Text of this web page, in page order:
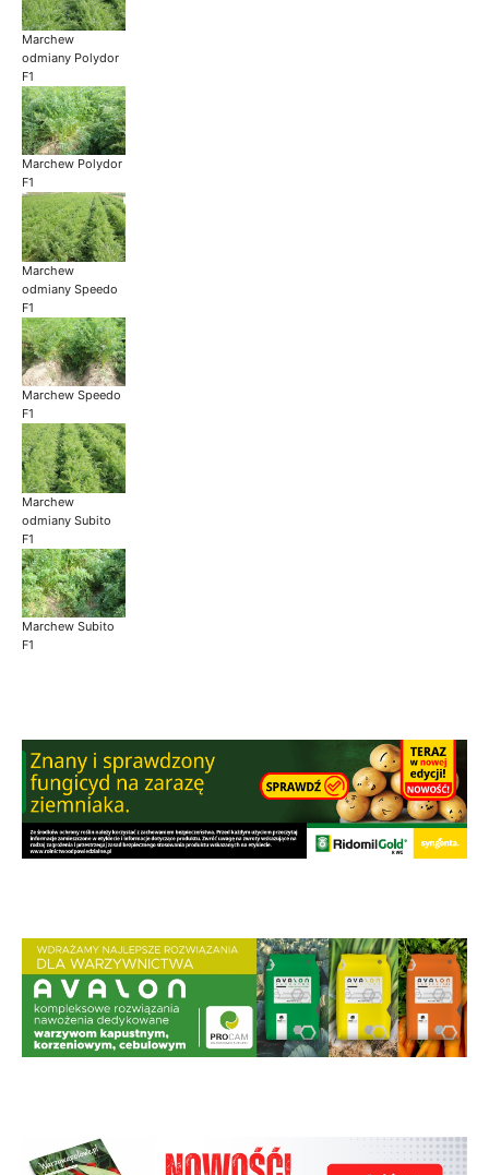
Marchew
odmiany Polydor
F1
Marchew Polydor
F1
Marchew
odmiany Speedo
F1
Marchew Speedo
F1
Marchew
odmiany Subito
F1
Marchew Subito
F1